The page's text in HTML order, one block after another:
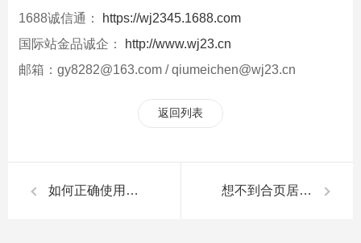
1688诚信通：
https://wj2345.1688.com
国际站金品诚企：
http://www.wj23.cn
邮箱：gy8282@163.com / qiumeichen@wj23.cn
返回列表
如何正确使用合页|广有五金&东莞合页 想不到合页居然还有这么多学问，果断收藏|广有五金&东莞合页